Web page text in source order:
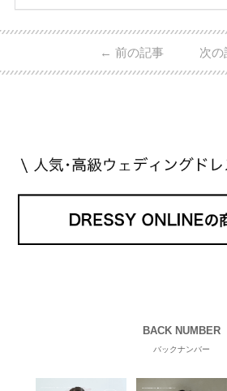
高品質の宝石を扱っていま
ん・魔裟斗さんの婚約指輪
贈られた指輪は1カラットの
← 前の記事 次の
BACK NUMBER
バックナンバー